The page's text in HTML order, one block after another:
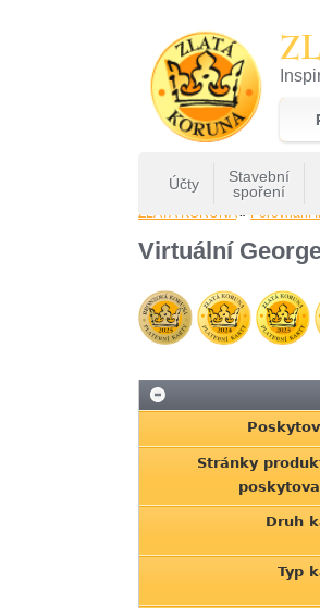
22
Účty
Stavební
spoření
ZLATÁ KORUNA» Porovnání
Virtuální
Stránky
Druh
Typ